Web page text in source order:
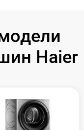
Haier